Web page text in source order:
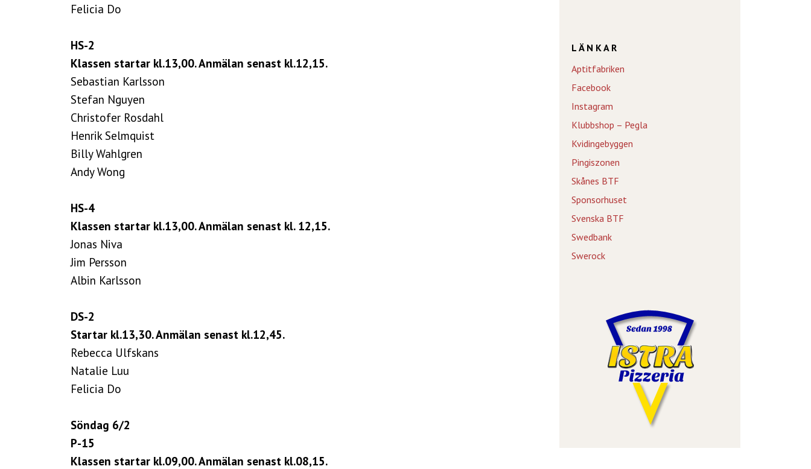
Felicia Do
HS-2
Klassen startar kl.13,00. Anmälan senast kl.12,15.
Sebastian Karlsson
Stefan Nguyen
Christofer Rosdahl
Henrik Selmquist
Billy Wahlgren
Andy Wong
HS-4
Klassen startar kl.13,00. Anmälan senast kl. 12,15.
Jonas Niva
Jim Persson
Albin Karlsson
DS-2
Startar kl.13,30. Anmälan senast kl.12,45.
Rebecca Ulfskans
Natalie Luu
Felicia Do
Söndag 6/2
P-15
Klassen startar kl.09,00. Anmälan senast kl.08,15.
LÄNKAR
Aptitfabriken
Facebook
Instagram
Klubbshop – Pegla
Kvidingebyggen
Pingiszonen
Skånes BTF
Sponsorhuset
Svenska BTF
Swedbank
Swerock